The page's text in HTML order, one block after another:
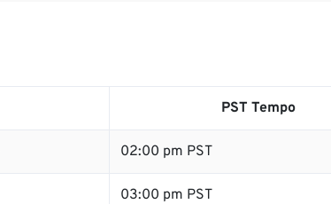
PST Tempo
02:00 pm PST
03:00 pm PST